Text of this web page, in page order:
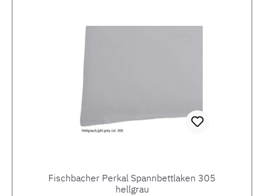
Fischbacher Perkal Spannbettlaken 305
hellgrau